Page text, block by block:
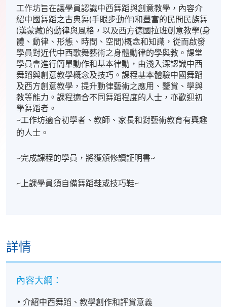
工作坊旨在讓學員認識中西舞蹈與創意教學，內容介
紹中國舞蹈之古典舞(手眼步動作)和豐富的民間民族舞
(漢蒙藏)的動律與風格，以及西方德國拉班創意教學(身
體、動律、形態、時間、空間)概念和知識，從而啟發
學員對近代中西歌舞藝術之身體動律的學與教。課堂
學員會進行簡單動作和基本律動，由淺入深認識中西
舞蹈與創意教學概念及技巧。課程基本體驗中國舞蹈
及西方創意教學，提升動律藝術之應用、鑒賞、學與
教等能力。課程適合不同舞蹈程度的人士，亦歡迎初
學舞蹈者。
~工作坊適合初學者、教師、家長和對藝術教育有興趣
的人士。
~完成課程的學員，將獲頒修讀証明書~
~上課學員須自備舞蹈鞋或技巧鞋~
詳情
內容大綱：
介紹中西舞蹈、教學創作和評賞意義